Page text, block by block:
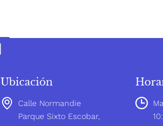
Ubicación
Calle Normandie
Parque Sixto Escobar,